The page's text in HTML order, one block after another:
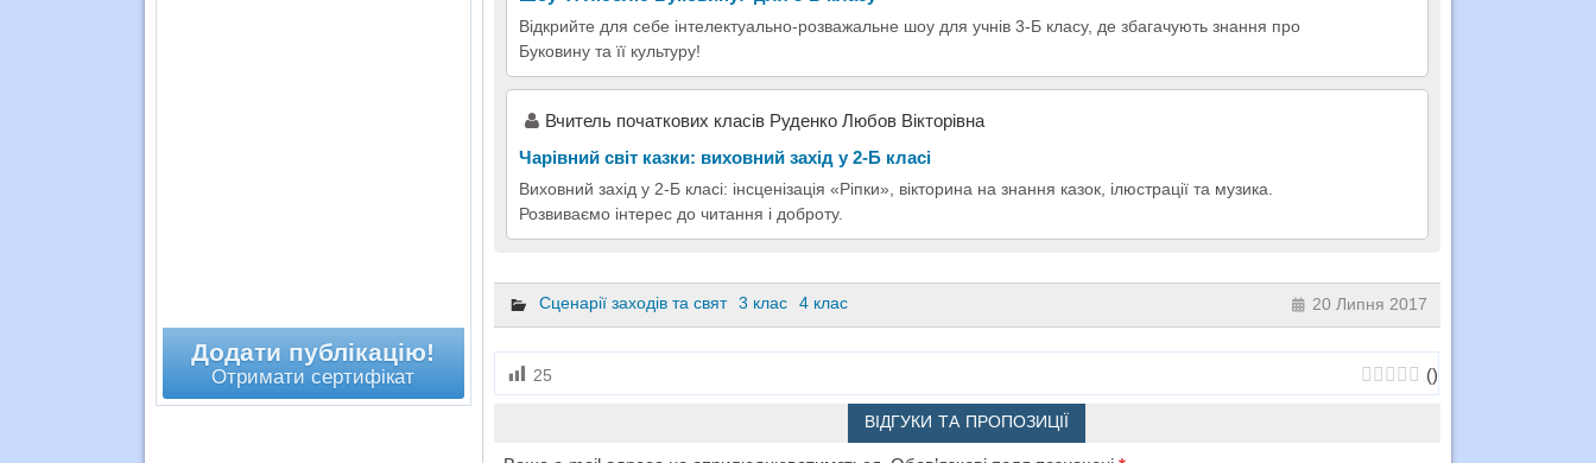
Відкрийте для себе інтелектуально-розважальне шоу для учнів 3-Б класу, де збагачують знання про
Буковину та її культуру!
Вчитель початкових класів Руденко Любов Вікторівна
Чарівний світ казки: виховний захід у 2-Б класі
Виховний захід у 2-Б класі: інсценізація «Ріпки», вікторина на знання казок, ілюстрації та музика.
Розвиваємо інтерес до читання і доброту.
Сценарії заходів та свят 3 клас 4 клас 20 Липня 2017
25 ()
ВІДГУКИ ТА ПРОПОЗИЦІЇ
Додати публікацію!
Отримати сертифікат